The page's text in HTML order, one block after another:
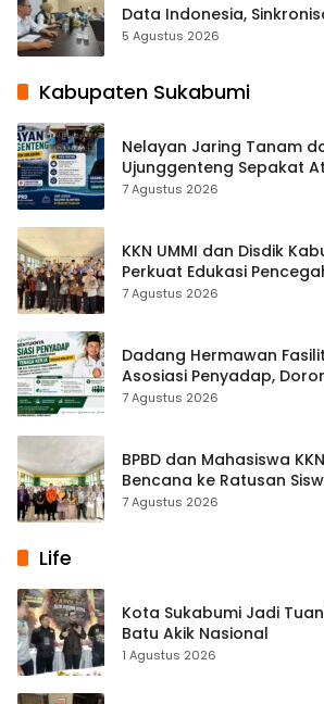
Data Indonesia,
Kewilayahan Dikebut
5 Agustus 2026
Kabupaten Sukabumi
Nelayan Jaring Tanam
Ujunggenteng Sepakat
Penangkapan
7 Agustus 2026
KKN UMMI dan Disdik
Perkuat Edukasi
Remaja di SMPN 2
7 Agustus 2026
Dadang Hermawan
Asosiasi Penyadap,
Dapat Perlindungan BPJS
7 Agustus 2026
BPBD dan Mahasiswa
Bencana ke Ratusan
Simpenan
7 Agustus 2026
Life
Kota Sukabumi Jadi
Batu Akik Nasional
1 Agustus 2026